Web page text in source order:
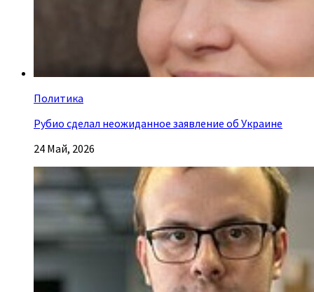
Политика
Рубио сделал неожиданное заявление об Украине
24 Май, 2026